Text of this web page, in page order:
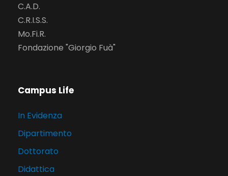
C.A.D.
C.R.I.S.S.
Mo.Fi.R.
Fondazione "Giorgio Fuà"
Campus Life
In Evidenza
Dipartimento
Dottorato
Didattica